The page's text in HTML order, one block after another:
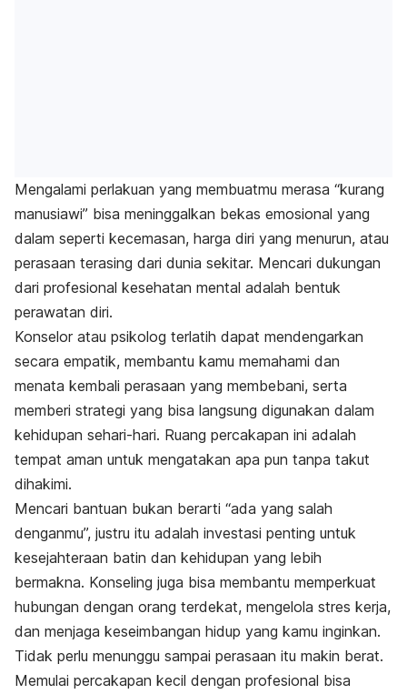
Mengalami perlakuan yang membuatmu merasa “kurang
manusiawi” bisa meninggalkan bekas emosional yang
dalam seperti kecemasan, harga diri yang menurun, atau
perasaan terasing dari dunia sekitar. Mencari dukungan
dari profesional kesehatan mental adalah bentuk
perawatan diri.
Konselor atau psikolog terlatih dapat mendengarkan
secara empatik, membantu kamu memahami dan
menata kembali perasaan yang membebani, serta
memberi strategi yang bisa langsung digunakan dalam
kehidupan sehari-hari. Ruang percakapan ini adalah
tempat aman untuk mengatakan apa pun tanpa takut
dihakimi.
Mencari bantuan bukan berarti “ada yang salah
denganmu”, justru itu adalah investasi penting untuk
kesejahteraan batin dan kehidupan yang lebih
bermakna. Konseling juga bisa membantu memperkuat
hubungan dengan orang terdekat, mengelola stres kerja,
dan menjaga keseimbangan hidup yang kamu inginkan.
Tidak perlu menunggu sampai perasaan itu makin berat.
Memulai percakapan kecil dengan profesional bisa